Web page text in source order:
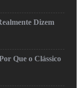
Dizem
Que o Clássico